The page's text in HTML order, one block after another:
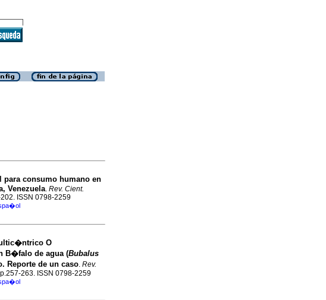
consumo humano en
Venezuela. Rev. Cient.
ISSN 0798-2259
O
B�falo de agua (Bubalus
Reporte de un caso. Rev.
263. ISSN 0798-2259